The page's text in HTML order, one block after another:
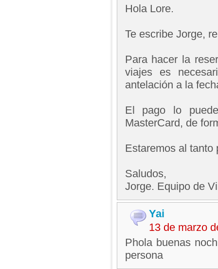
Hola Lore.
Te escribe Jorge,
Para hacer la
viajes es
antelación a la
El pago lo
MasterCard, de
Estaremos al tanto
Saludos,
Jorge. Equipo de
Yai
13 de marzo
Phola buenas
persona